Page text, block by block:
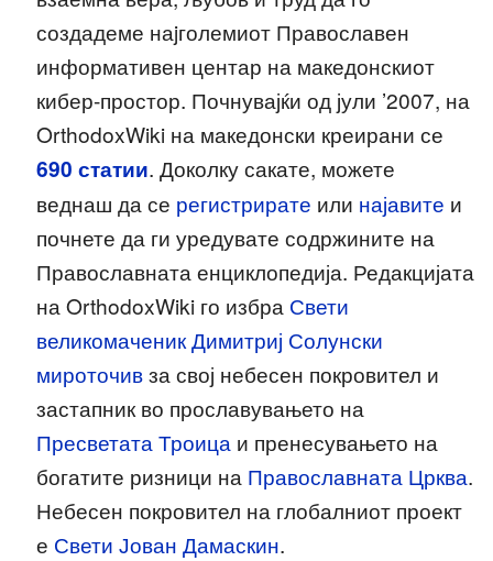
создадеме наjголемиот Православен
информативен центар на македонскиот
кибер-простор. Почнувајќи од јули ’2007, на
OrthodoxWiki на македонски креирани се
690 статии. Доколку сакате, можете
веднаш да се регистрирате или најавите и
почнете да ги уредувате содржините на
Православната енциклопедија. Редакцијата
на OrthodoxWiki го избра Свети
великомаченик Димитриј Солунски
мироточивза свој небесен покровител и
застапник во прославувањето на
Пресветата Троица и пренесувањето на
богатите ризници на Православната Црква.
Небесен покровител на глобалниот проект
е Свети Јован Дамаскин.